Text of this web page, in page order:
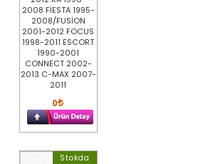
2008 FİESTA 1995-
2008/FUSİON
2001-2012 FOCUS
1998-2011 ESCORT
1990-2001
CONNECT 2002-
2013 C-MAX 2007-
2011
0
Stokda